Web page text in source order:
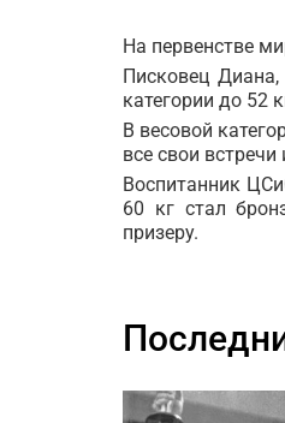
На первенстве
Писковец
категории до 52
В весовой
все свои
Воспитанник
60 кг стал
призеру.